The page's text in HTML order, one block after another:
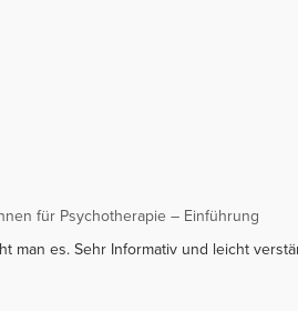
für Psychotherapie – Einführung
man es. Sehr Informativ und leicht